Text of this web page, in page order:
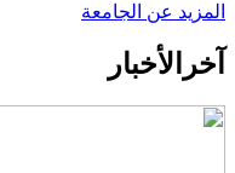
المزيد عن الجامعة
آخر الأخبار